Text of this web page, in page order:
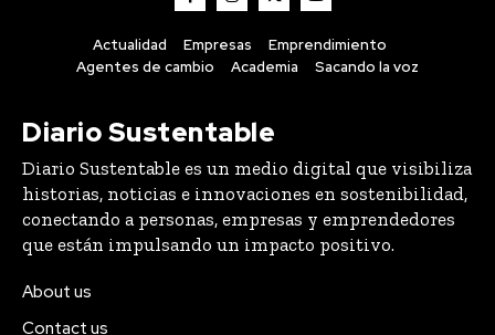
Actualidad Empresas
Emprendimiento
Agentes de cambio
Academia Sacando la voz
Diario Sustentable
Diario Sustentable es un medio digital que visibiliza
historias, noticias e innovaciones en sostenibilidad,
conectando a personas, empresas y emprendedores
que están impulsando un impacto positivo.
About us
Contact us